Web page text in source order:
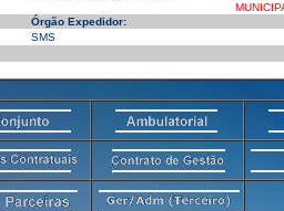
Órgão Expedidor:
SMS